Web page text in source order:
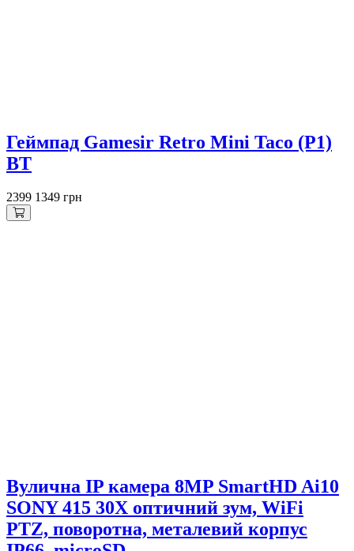
Геймпад Gamesir Retro Mini Taco (P1)
BT
2399 1349 грн
Вулична IP камера 8MP SmartHD Ai10
SONY 415 30X оптичний зум, WiFi
PTZ, поворотна, металевий корпус